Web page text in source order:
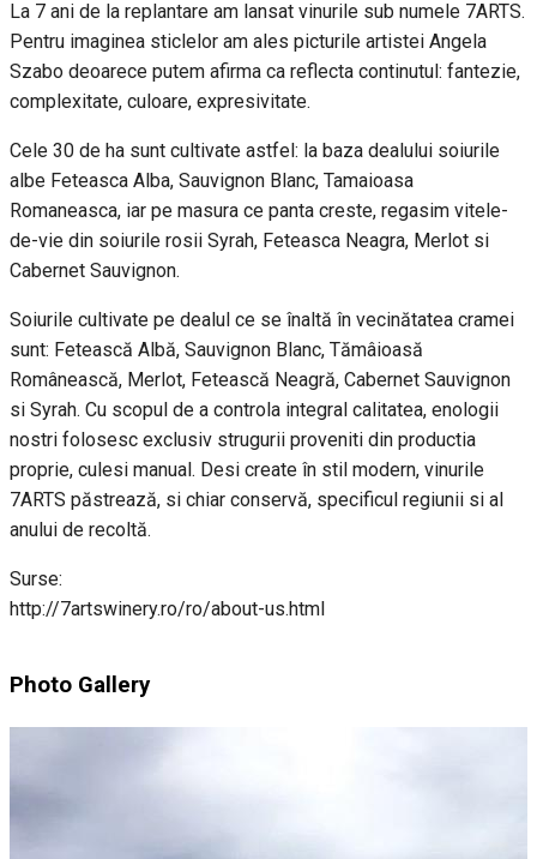
La 7 ani de la replantare am lansat vinurile sub numele 7ARTS.
Pentru imaginea sticlelor am ales picturile artistei Angela
Szabo deoarece putem afirma ca reflecta continutul: fantezie,
complexitate, culoare, expresivitate.
Cele 30 de ha sunt cultivate astfel: la baza dealului soiurile
albe Feteasca Alba, Sauvignon Blanc, Tamaioasa
Romaneasca, iar pe masura ce panta creste, regasim vitele-
de-vie din soiurile rosii Syrah, Feteasca Neagra, Merlot si
Cabernet Sauvignon.
Soiurile cultivate pe dealul ce se înaltă în vecinătatea cramei
sunt: Fetească Albă, Sauvignon Blanc, Tămâioasă
Românească, Merlot, Fetească Neagră, Cabernet Sauvignon
si Syrah. Cu scopul de a controla integral calitatea, enologii
nostri folosesc exclusiv strugurii proveniti din productia
proprie, culesi manual. Desi create în stil modern, vinurile
7ARTS păstrează, si chiar conservă, specificul regiunii si al
anului de recoltă.
Surse:
http://7artswinery.ro/ro/about-us.html
Photo Gallery